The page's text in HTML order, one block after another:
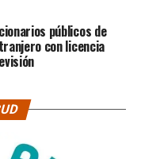
públicos de
con licencia